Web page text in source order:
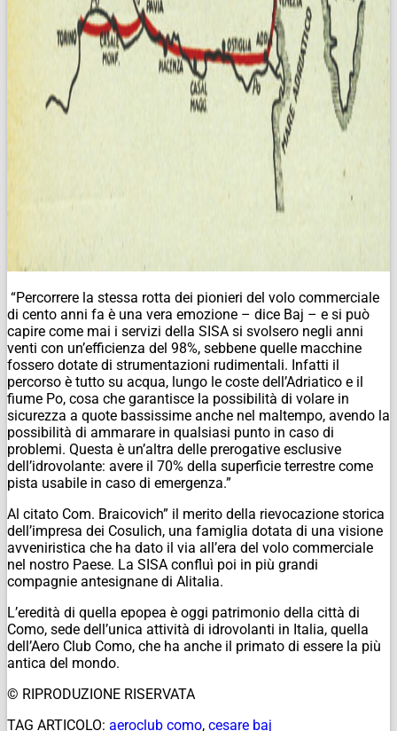
“Percorrere la stessa rotta dei pionieri del volo commerciale
di cento anni fa è una vera emozione – dice Baj – e si può
capire come mai i servizi della SISA si svolsero negli anni
venti con un’efficienza del 98%, sebbene quelle macchine
fossero dotate di strumentazioni rudimentali. Infatti il
percorso è tutto su acqua, lungo le coste dell’Adriatico e il
fiume Po, cosa che garantisce la possibilità di volare in
sicurezza a quote bassissime anche nel maltempo, avendo la
possibilità di ammarare in qualsiasi punto in caso di
problemi. Questa è un’altra delle prerogative esclusive
dell’idrovolante: avere il 70% della superficie terrestre come
pista usabile in caso di emergenza.”
Al citato Com. Braicovich” il merito della rievocazione storica
dell’impresa dei Cosulich, una famiglia dotata di una visione
avveniristica che ha dato il via all’era del volo commerciale
nel nostro Paese. La SISA confluì poi in più grandi
compagnie antesignane di Alitalia.
L’eredità di quella epopea è oggi patrimonio della città di
Como, sede dell’unica attività di idrovolanti in Italia, quella
dell’Aero Club Como, che ha anche il primato di essere la più
antica del mondo.
© RIPRODUZIONE RISERVATA
TAG ARTICOLO: aeroclub como, cesare baj